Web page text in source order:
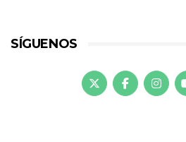
SÍGUENOS